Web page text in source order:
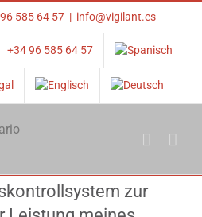
585 64 57 | info@vigilant.es
+34 96 585 64 57
zur